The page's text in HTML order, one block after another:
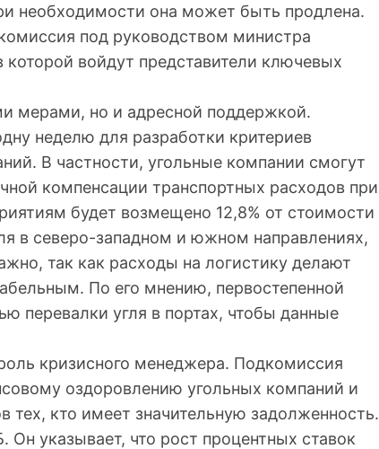
необходимости она может быть продлена.
под руководством министра
которой войдут представители ключевых
мерами, но и адресной поддержкой.
неделю для разработки критериев
В частности, угольные компании смогут
компенсации транспортных расходов при
будет возмещено 12,8% от стоимости
в северо-западном и южном направлениях,
так как расходы на логистику делают
По его мнению, первостепенной
перевалки угля в портах, чтобы данные
кризисного менеджера. Подкомиссия
оздоровлению угольных компаний и
тех, кто имеет значительную задолженность.
Он указывает, что рост процентных ставок